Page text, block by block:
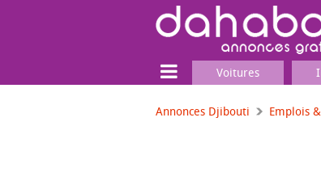
Voitures
Annonces Djibouti Emplois